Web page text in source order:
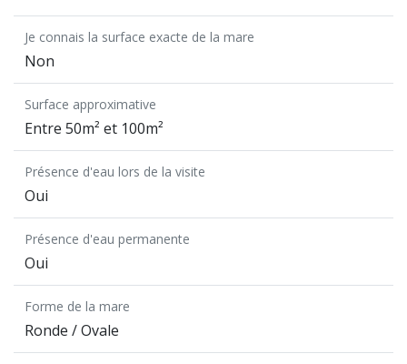
Je connais la surface exacte de la mare
Non
Surface approximative
Entre 50m² et 100m²
Présence d'eau lors de la visite
Oui
Présence d'eau permanente
Oui
Forme de la mare
Ronde / Ovale